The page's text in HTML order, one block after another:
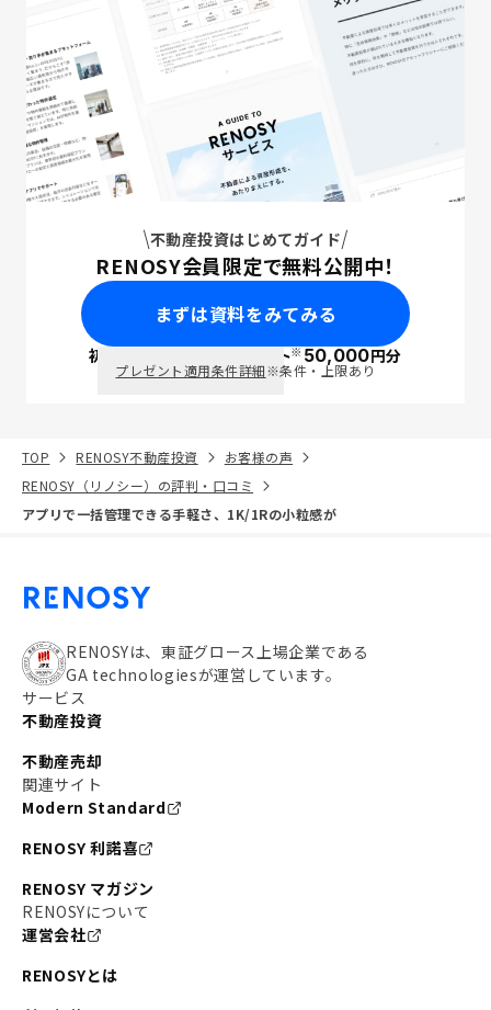
不動産投資はじめてガイド
RENOSY会員限定で無料公開中！
まずは資料をみてみる
初回面談で ポイント※50,000円分
プレゼント適用条件詳細※条件・上限あり
TOP RENOSY不動産投資
お客様の声
RENOSY（リノシー）の評判・口コミ
アプリで一括管理できる手軽さ、1K/1Rの小粒感が
RENOSYは、東証グロース上場企業である
GA technologiesが運営しています。
サービス
不動産投資
不動産売却
関連サイト
Modern Standard
RENOSY 利諾喜
RENOSY マガジン
RENOSYについて
運営会社
RENOSYとは